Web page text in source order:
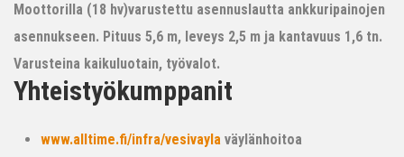
Moottorilla (18 hv)varustettu asennuslautta ankkuripainojen
asennukseen. Pituus 5,6 m, leveys 2,5 m ja kantavuus 1,6 tn.
Varusteina kaikuluotain, työvalot.
Yhteistyökumppanit
www.alltime.fi/infra/vesivayla väylänhoitoa